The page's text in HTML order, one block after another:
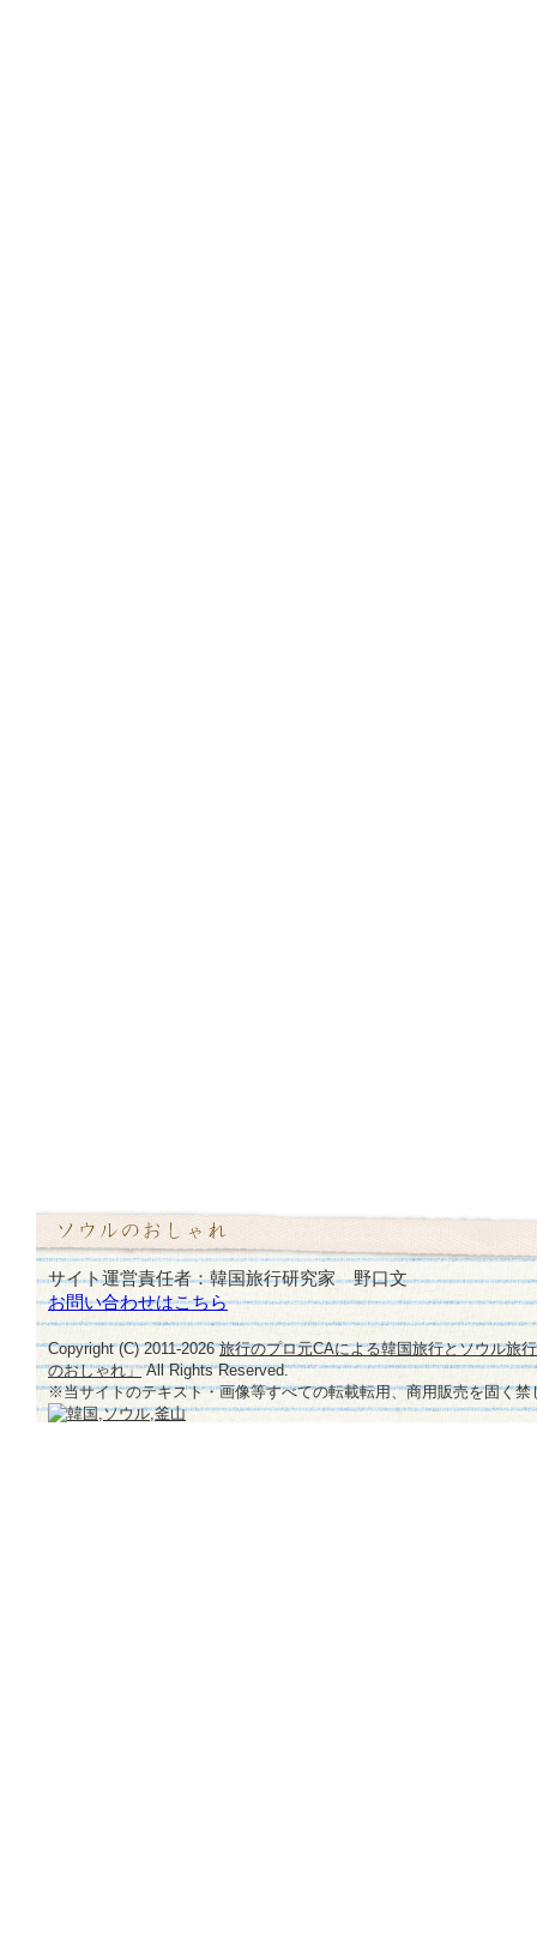
サイト運営責任者：韓国旅行研究家 野口文
お問い合わせはこちら
Copyright (C) 2011-2026旅行のプロ元CAによる韓国旅行とソウル旅
のおしゃれ」All Rights Reserved.
※当サイトのテキスト・画像等すべての転載転用、商用販売を固く禁